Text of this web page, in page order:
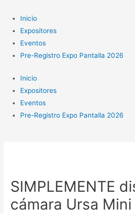
contenido
Inicio
Expositores
Eventos
Pre-Registro Expo Pantalla 2026
Inicio
Expositores
Eventos
Pre-Registro Expo Pantalla 2026
SIMPLEMENTE
cámara Ursa Mini